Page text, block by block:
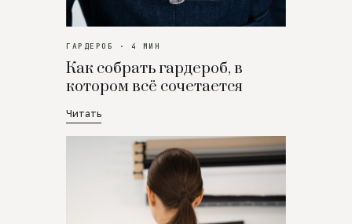
ГАРДЕРОБ · 4 МИН
Как собрать гардероб, в
котором всё сочетается
Читать